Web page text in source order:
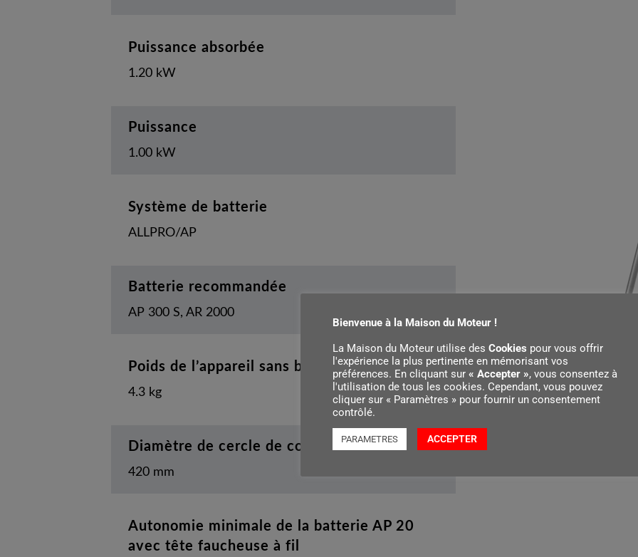
Puissance absorbée
1.20 kW
Puissance
1.00 kW
Système de batterie
ALLPRO/AP
Batterie recommandée
AP 300 S, AR 2000
Poids de l’appareil sans batterie
4.3 kg
Diamètre de cercle de coupe
420 mm
Autonomie minimale de la batterie AP 20
avec tête faucheuse à fil
Bienvenue à la Maison du Moteur !
La Maison du Moteur utilise des Cookies pour vous offrir
l'expérience la plus pertinente en mémorisant vos
préférences. En cliquant sur « Accepter », vous consentez à
l'utilisation de tous les cookies. Cependant, vous pouvez
cliquer sur « Paramètres » pour fournir un consentement
contrôlé.
PARAMETRES ACCEPTER